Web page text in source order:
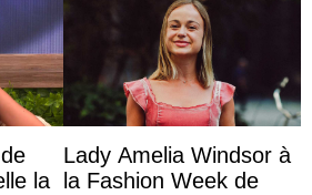
la
Lady Amelia Windsor à
la Fashion Week de